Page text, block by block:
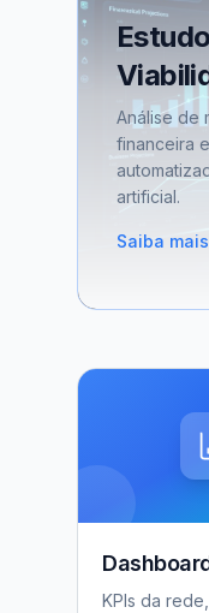
Análise de
financeira
artificial.
Saiba mais
KPIs da